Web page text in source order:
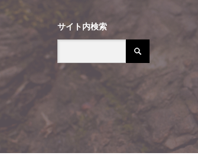
サイト内検索